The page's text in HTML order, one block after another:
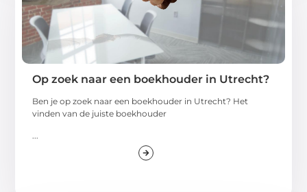
Op zoek naar een boekhouder in Utrecht?
Ben je op zoek naar een boekhouder in Utrecht? Het
vinden van de juiste boekhouder